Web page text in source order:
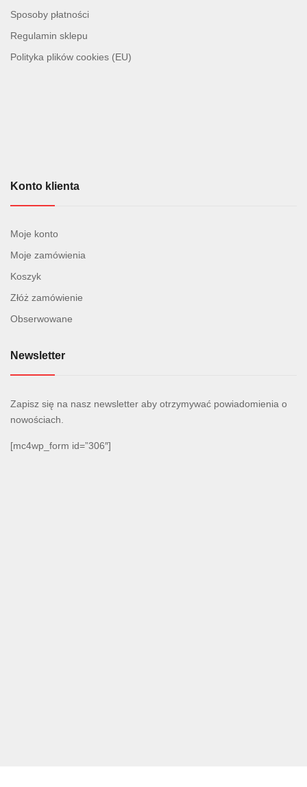
Sposoby płatności
Regulamin sklepu
Polityka plików cookies (EU)
Konto klienta
Moje konto
Moje zamówienia
Koszyk
Złóż zamówienie
Obserwowane
Newsletter
Zapisz się na nasz newsletter aby otrzymywać powiadomienia o
nowościach.
[mc4wp_form id=”306″]